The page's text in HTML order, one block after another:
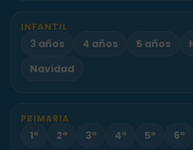
INFANTIL
3 años 4 años 5 años
Navidad
PRIMARIA
1º 2º 3º 4º 5º 6º